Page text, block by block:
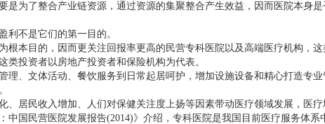
了整合产业链资源，通过资源的集聚整合产生效益，因而医院本身
不是它们的第一目的。
目的，因而更关注回报率更高的民营专科医院以及高端医疗机构，这
投资者以房地产投资者和保险机构为代表。
文体活动、餐饮服务到日常起居呵护，增加设施设备和精心打造专
民收入增加、人们对保健关注度上扬等因素带动医疗领域发展，医疗
中国民营医院发展报告(2014)》介绍，专科医院是我国目前医疗服务体